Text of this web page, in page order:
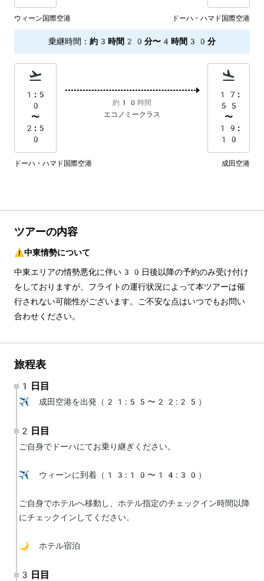
ウィーン国際空港 ドーハ・ハマド国際空港
乗継時間 ： 約3時間20分〜4時間30分
1:5
0
〜
2:5
0
約10時間
エコノミークラス
17:
55
〜
19:
10
ドーハ・ハマド国際空港 成田空港
ツアーの内容
⚠️中東情勢について
中東エリアの情勢悪化に伴い30日後以降の予約のみ受け付け
をしておりますが、フライトの運行状況によって本ツアーは催
行されない可能性がございます。ご不安な点はいつでもお問い
合わせください。
旅程表
1日目
✈️ 成田空港を出発（21:55〜22:25）
2日目
ご自身でドーハにてお乗り継ぎください。
✈️ ウィーンに到着（13:10〜14:30）
ご自身でホテルへ移動し、ホテル指定のチェックイン時間以降
にチェックインしてください。
🌙 ホテル宿泊
3日目